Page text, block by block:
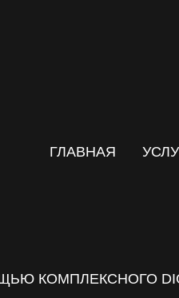
КОМПЛЕКСНОГО
ГЛАВНАЯ